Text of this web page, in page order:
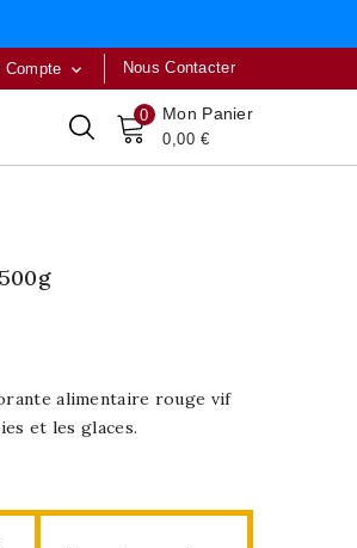
Nous Contacter
Compte 
0 Mon Panier
0,00 €
alimentaire rouge vif
et les glaces.